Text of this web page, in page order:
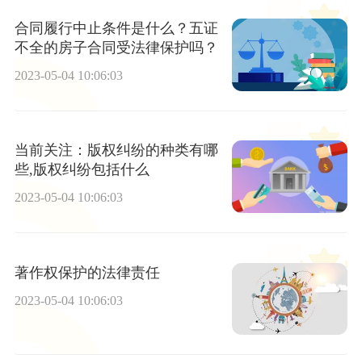
合同履行中止条件是什么？五证
不全的房子合同受法律保护吗？
2023-05-04 10:06:03
当前关注：版权纠纷的种类有哪
些,版权纠纷包括什么
2023-05-04 10:06:03
著作权保护的法律责任
2023-05-04 10:06:03